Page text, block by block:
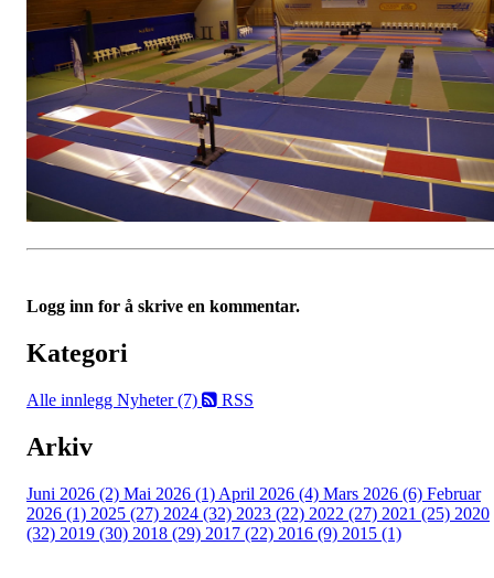
Logg inn for å skrive en kommentar.
Kategori
Alle innlegg Nyheter (7) RSS
Arkiv
Juni 2026 (2) Mai 2026 (1) April 2026 (4) Mars 2026 (6) Februar
2026 (1) 2025 (27) 2024 (32) 2023 (22) 2022 (27) 2021 (25) 2020
(32) 2019 (30) 2018 (29) 2017 (22) 2016 (9) 2015 (1)